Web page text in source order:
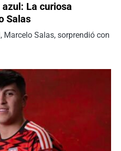
La curiosa
Salas
Marcelo Salas, sorprendió con